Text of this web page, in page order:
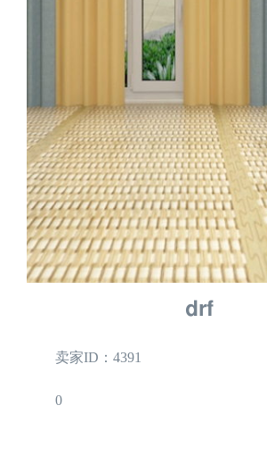
drf
卖家ID：4391
0